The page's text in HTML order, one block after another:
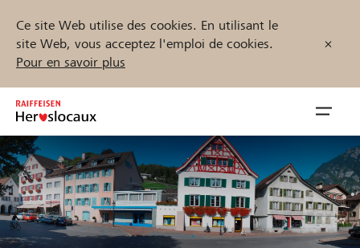
Ce site Web utilise des cookies. En utilisant le
site Web, vous acceptez l'emploi de cookies.
Pour en savoir plus
Inhalt
springen
öffnen
Démarrez maintenant